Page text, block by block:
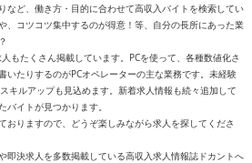
など、働き方・目的に合わせて高収入バイトを検索してい
、コツコツ集中するのが得意！等、自分の長所にあった業
もたくさん掲載しています。PCを使って、各種数値化さ
いたりするのがPCオペレーターの主な業務です。未経験
キルアップも見込めます。新着求人情報も続々追加して
イトが見つかります。
おりますので、どうぞ楽しみながら求人を探してくださ
即決求人を多数掲載している高収入求人情報誌ドカントへ